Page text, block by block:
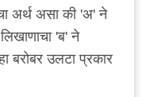
अर्थ असा की 'अ' ने
'ब' ने
बरोबर उलटा प्रकार